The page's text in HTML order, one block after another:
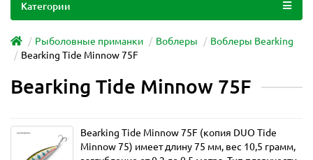
Категории
Рыболовные приманки Воблеры
Воблеры Bearking
Bearking Tide Minnow 75F
Bearking Tide Minnow 75F
Bearking Tide Minnow 75F (копия DUO Tide
Minnow 75) имеет длину 75 мм, вес 10,5 грамм,